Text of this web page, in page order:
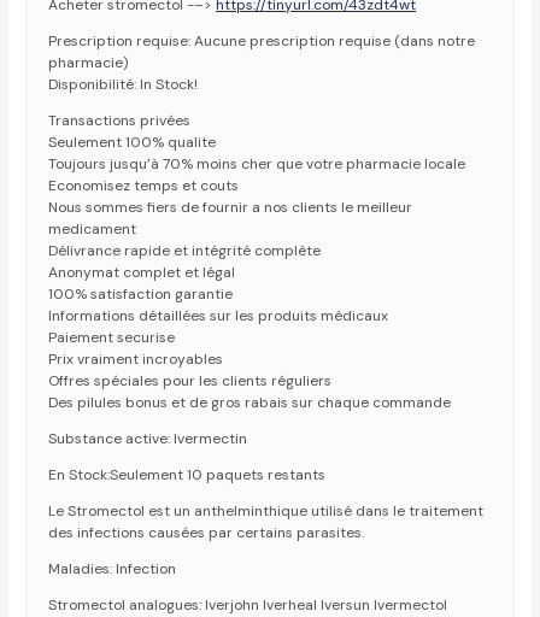
Acheter stromectol -–>https://tinyurl.com/43zdt4wt
Prescription requise: Aucune prescription requise (dans notre
pharmacie)
Disponibilité: In Stock!
Transactions privées
Seulement 100% qualite
Toujours jusqu’à 70% moins cher que votre pharmacie locale
Economisez temps et couts
Nous sommes fiers de fournir a nos clients le meilleur
medicament
Délivrance rapide et intégrité complète
Anonymat complet et légal
100% satisfaction garantie
Informations détaillées sur les produits médicaux
Paiement securise
Prix vraiment incroyables
Offres spéciales pour les clients réguliers
Des pilules bonus et de gros rabais sur chaque commande
Substance active: Ivermectin
En Stock:Seulement 10 paquets restants
Le Stromectol est un anthelminthique utilisé dans le traitement
des infections causées par certains parasites.
Maladies: Infection
Stromectol analogues: Iverjohn Iverheal Iversun Ivermectol